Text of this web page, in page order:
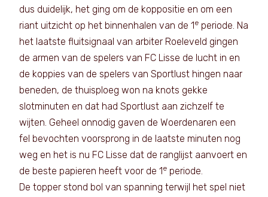
dus duidelijk, het ging om de koppositie en om een
riant uitzicht op het binnenhalen van de 1e periode. Na
het laatste fluitsignaal van arbiter Roeleveld gingen
de armen van de spelers van FC Lisse de lucht in en
de koppies van de spelers van Sportlust hingen naar
beneden, de thuisploeg won na knots gekke
slotminuten en dat had Sportlust aan zichzelf te
wijten. Geheel onnodig gaven de Woerdenaren een
fel bevochten voorsprong in de laatste minuten nog
weg en het is nu FC Lisse dat de ranglijst aanvoert en
de beste papieren heeft voor de 1e periode.
De topper stond bol van spanning terwijl het spel niet